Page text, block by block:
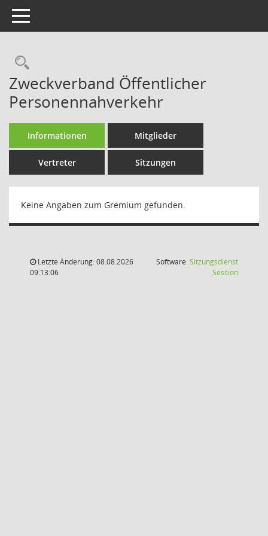
Toggle navigation
Rechercheauswahl
Zweckverband Öffentlicher
Personennahverkehr
Informationen Mitglieder
Vertreter Sitzungen
Keine Angaben zum Gremium gefunden.
Letzte Änderung: 08.08.2026
09:13:06
Software:Sitzungsdienst
Session(Wird in